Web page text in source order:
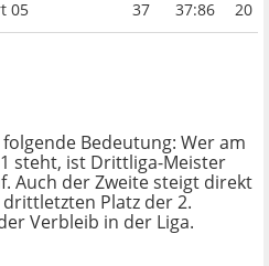
05 37 37:86
20
Bedeutung: Wer am
steht, ist Drittliga-Meister
Auch der Zweite steigt direkt
Platz der 2.
Verbleib in der Liga.